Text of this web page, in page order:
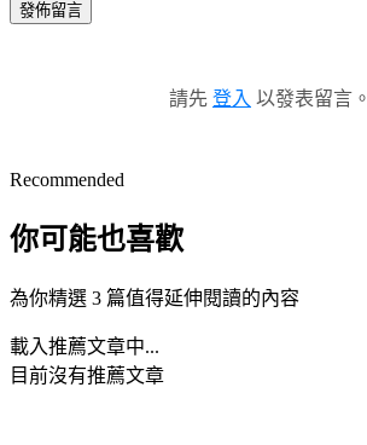
發佈留言
請先 登入 以發表留言。
Recommended
你可能也喜歡
為你精選 3 篇值得延伸閱讀的內容
載入推薦文章中...
目前沒有推薦文章